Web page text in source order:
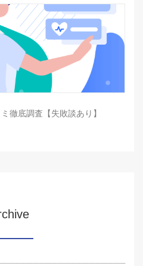
徹底調査【失敗談あり】